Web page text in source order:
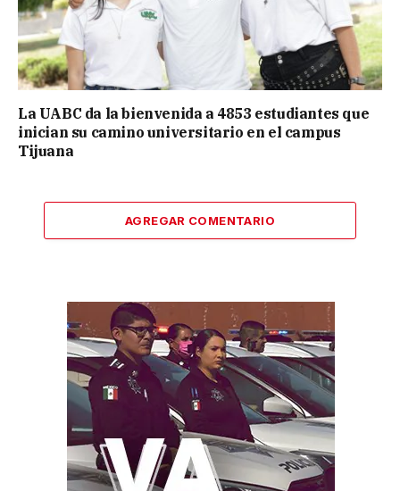
La UABC da la bienvenida a 4853 estudiantes que
inician su camino universitario en el campus
Tijuana
AGREGAR COMENTARIO